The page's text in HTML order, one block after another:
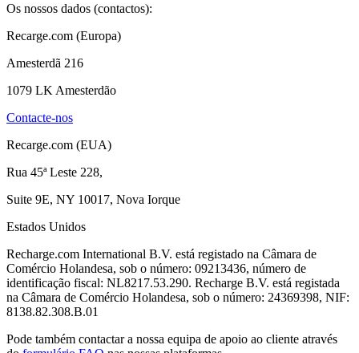
Os nossos dados (contactos):
Recarge.com (Europa)
Amesterdã 216
1079 LK Amesterdão
Contacte-nos
Recarge.com (EUA)
Rua 45ª Leste 228,
Suite 9E, NY 10017, Nova Iorque
Estados Unidos
Recharge.com International B.V. está registado na Câmara de
Comércio Holandesa, sob o número: 09213436, número de
identificação fiscal: NL8217.53.290. Recharge B.V. está registada
na Câmara de Comércio Holandesa, sob o número: 24369398, NIF:
8138.82.308.B.01
Pode também contactar a nossa equipa de apoio ao cliente através